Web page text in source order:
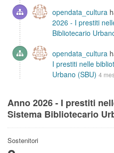
opendata_cultura
2026 - I prestiti
Bibliotecario
opendata_cultura
I prestiti nelle
Urbano (SBU) 4
Anno 2026 - I prestiti
Sistema Bibliotecario
Sostenitori